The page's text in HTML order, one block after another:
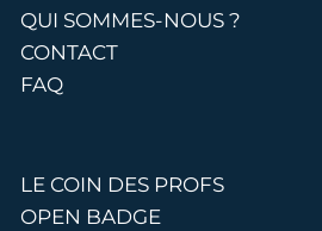
QUI SOMMES-NOUS ?
CONTACT
FAQ
LE COIN DES PROFS
OPEN BADGE